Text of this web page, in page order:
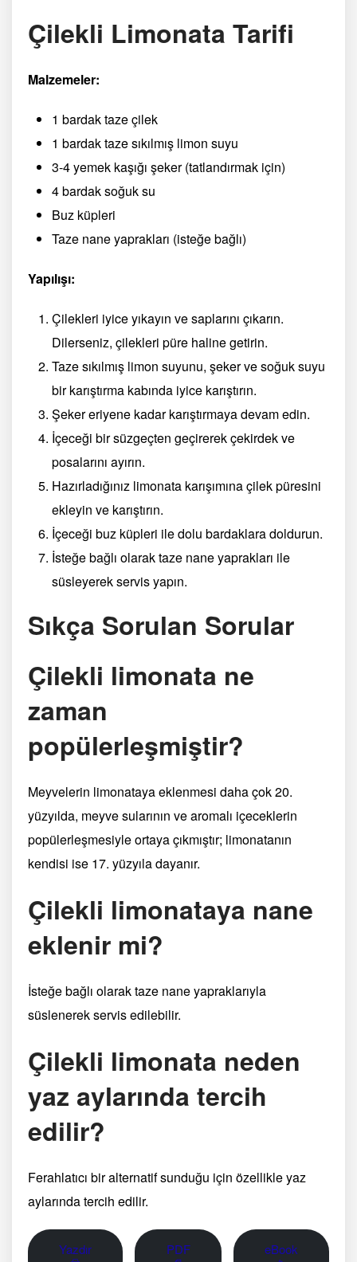
Çilekli Limonata Tarifi
Malzemeler:
1 bardak taze çilek
1 bardak taze sıkılmış limon suyu
3-4 yemek kaşığı şeker (tatlandırmak için)
4 bardak soğuk su
Buz küpleri
Taze nane yaprakları (isteğe bağlı)
Yapılışı:
Çilekleri iyice yıkayın ve saplarını çıkarın.
Dilerseniz, çilekleri püre haline getirin.
Taze sıkılmış limon suyunu, şeker ve soğuk suyu
bir karıştırma kabında iyice karıştırın.
Şeker eriyene kadar karıştırmaya devam edin.
İçeceği bir süzgeçten geçirerek çekirdek ve
posalarını ayırın.
Hazırladığınız limonata karışımına çilek püresini
ekleyin ve karıştırın.
İçeceği buz küpleri ile dolu bardaklara doldurun.
İsteğe bağlı olarak taze nane yaprakları ile
süsleyerek servis yapın.
Sıkça Sorulan Sorular
Çilekli limonata ne
zaman
popülerleşmiştir?
Meyvelerin limonataya eklenmesi daha çok 20.
yüzyılda, meyve sularının ve aromalı içeceklerin
popülerleşmesiyle ortaya çıkmıştır; limonatanın
kendisi ise 17. yüzyıla dayanır.
Çilekli limonataya nane
eklenir mi?
İsteğe bağlı olarak taze nane yapraklarıyla
süslenerek servis edilebilir.
Çilekli limonata neden
yaz aylarında tercih
edilir?
Ferahlatıcı bir alternatif sunduğu için özellikle yaz
aylarında tercih edilir.
Yazdır
PDF
eBook